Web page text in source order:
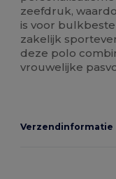
zeefdruk,
is voor
zakelijk
deze polo
vrouwelijke
Verzendinformatie